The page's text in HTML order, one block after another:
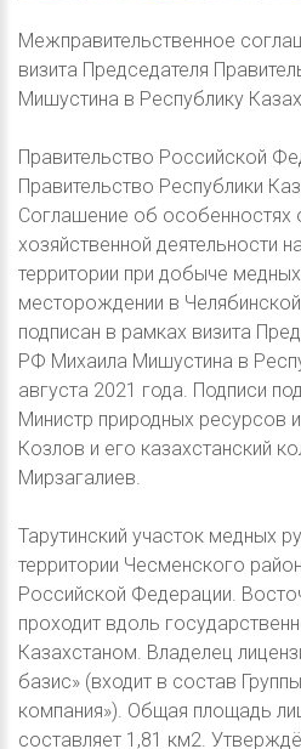
Межправительственное
визита Председателя
Мишустина в Республику
Правительство Российской
Правительство Республики
Соглашение об особенностях
хозяйственной деятельности
территории при добыче
месторождении в
подписан в рамках визита
РФ Михаила Мишустина в
августа 2021 года. Подписи
Министр природных ресурсов
Козлов и его казахстанский
Мирзагалиев.
Тарутинский участок медных
территории Чесменского
Российской Федерации.
проходит вдоль
Казахстаном. Владелец
базис» (входит в состав
компания»). Общая площадь
составляет 1,81 км2.